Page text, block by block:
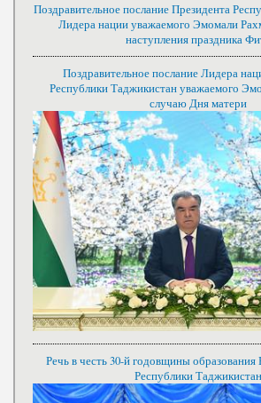
Поздравительное послание Президента
Лидера нации уважаемого Эмомали
наступления праздника
Поздравительное послание Лидера
Республики Таджикистан уважаемого
случаю Дня матери
Речь в честь 30-й годовщины
Республики Таджикистан